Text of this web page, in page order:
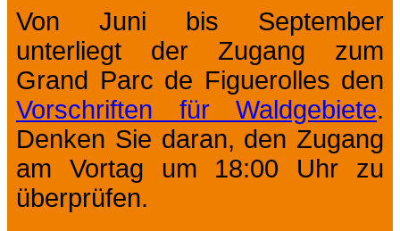
Von Juni bis September
unterliegt der Zugang zum
Grand Parc de Figuerolles den
Vorschriften für Waldgebiete.
Denken Sie daran, den Zugang
am Vortag um 18:00 Uhr zu
überprüfen.